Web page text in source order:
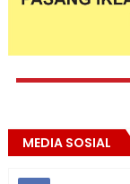
MEDIA SOSIAL